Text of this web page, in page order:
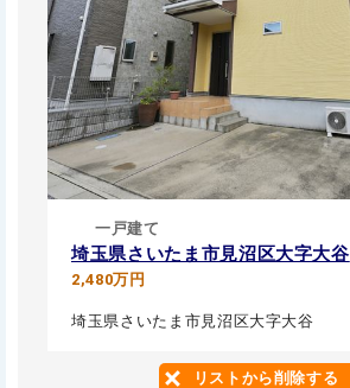
一戸建て
埼玉県さいたま市見沼区大字大谷
2,480万円
埼玉県さいたま市見沼区大字大谷
リストから削除する